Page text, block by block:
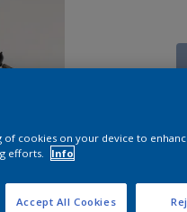
of cookies on your device to
efforts.
Info
Accept All Cookies